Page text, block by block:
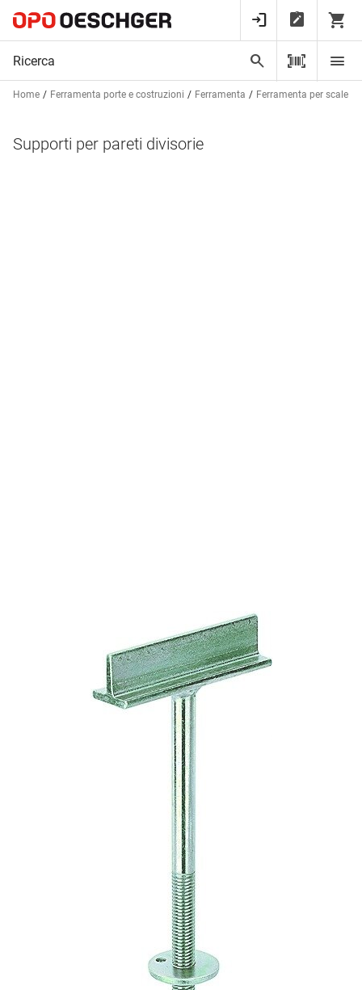
Home Ferramenta porte e costruzioni Ferramenta Ferramenta per scale e
Supporti per pareti divisorie